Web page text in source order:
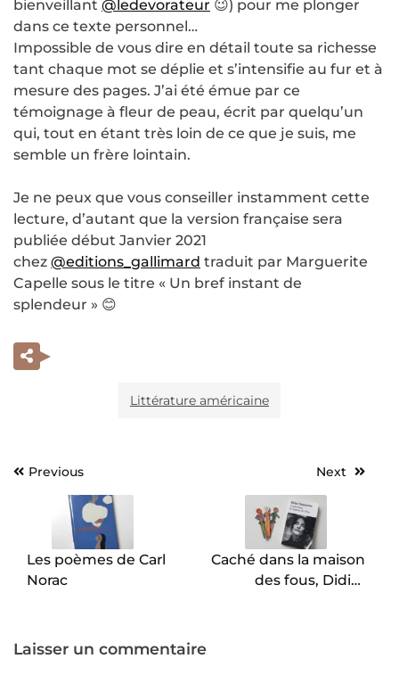
bienveillant @ledevorateur 😉) pour me plonger
dans ce texte personnel…
Impossible de vous dire en détail toute sa richesse
tant chaque mot se déplie et s’intensifie au fur et à
mesure des pages. J’ai été émue par ce
témoignage à fleur de peau, écrit par quelqu’un
qui, tout en étant très loin de ce que je suis, me
semble un frère lointain.
Je ne peux que vous conseiller instamment cette
lecture, d’autant que la version française sera
publiée début Janvier 2021
chez @editions_gallimard traduit par Marguerite
Capelle sous le titre « Un bref instant de
splendeur » 😊
Littérature américaine
Navigation
l’article
Previous
Les poèmes de Carl
Norac
Next
Caché dans la maison
des fous, Didier
Laisser un commentaire